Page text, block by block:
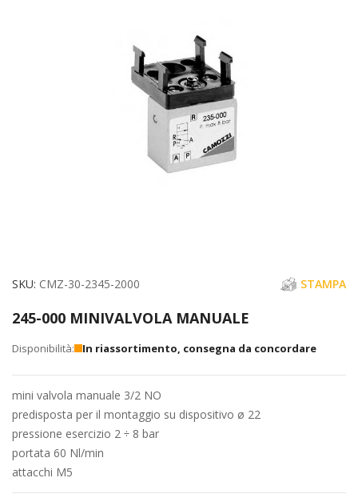
Vai
della
immagini
SKU CMZ-30-2345-2000 STAMPA
245-000 MINIVALVOLA MANUALE
In riassortimento, consegna da concordare
mini valvola manuale 3/2 NO
predisposta per il montaggio su dispositivo ø 22
pressione esercizio 2 ÷ 8 bar
portata 60 Nl/min
attacchi M5